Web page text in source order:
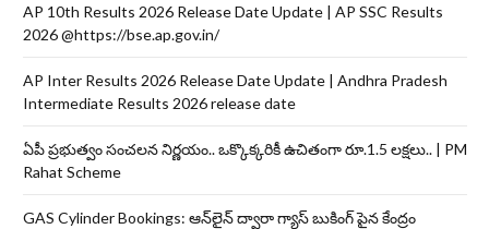
AP 10th Results 2026 Release Date Update | AP SSC Results
2026 @https://bse.ap.gov.in/
AP Inter Results 2026 Release Date Update | Andhra Pradesh
Intermediate Results 2026 release date
ఏపీ ప్రభుత్వం సంచలన నిర్ణయం.. ఒక్కొక్కరికీ ఉచితంగా రూ.1.5 లక్షలు.. | PM
Rahat Scheme
GAS Cylinder Bookings: ఆన్‌లైన్‌ ద్వారా గ్యాస్ బుకింగ్ పైన కేంద్రం